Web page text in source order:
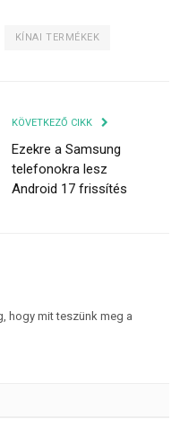
KÍNAI TERMÉKEK
KÖVETKEZŐ CIKK
Ezekre a Samsung
telefonokra lesz
Android 17 frissítés
hogy mit teszünk meg a